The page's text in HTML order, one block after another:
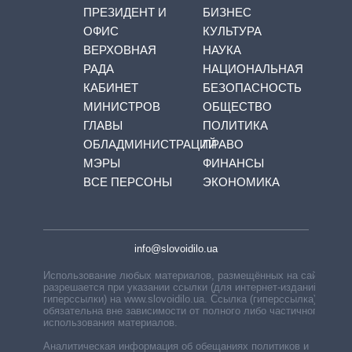
ПРЕЗИДЕНТ И
ОФИС
ВЕРХОВНАЯ
РАДА
КАБИНЕТ
МИНИСТРОВ
ГЛАВЫ
ОБЛАДМИНИСТРАЦИЙ
МЭРЫ
ВСЕ ПЕРСОНЫ
БИЗНЕС
КУЛЬТУРА
НАУКА
НАЦИОНАЛЬНАЯ
БЕЗОПАСНОСТЬ
ОБЩЕСТВО
ПОЛИТИКА
ПРАВО
ФИНАНСЫ
ЭКОНОМИКА
info@slovoidilo.ua
Использование любых материалов, размещённых на сайте,
разрешается при указании ссылки (для интернет-изданий —
гиперссылки) на www.slovoidilo.ua. Ссылка (гиперссылка)
обязательна вне зависимости от полного либо частичного
использования материалов.
Аналитическая информация об обещаниях политиков и